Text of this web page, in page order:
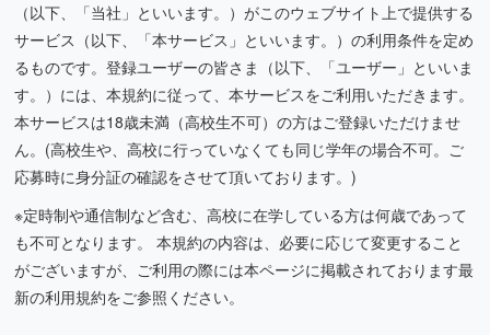
（以下、「当社」といいます。）がこのウェブサイト上で提供する
サービス（以下、「本サービス」といいます。）の利用条件を定め
るものです。登録ユーザーの皆さま（以下、「ユーザー」といいま
す。）には、本規約に従って、本サービスをご利用いただきます。
本サービスは18歳未満（高校生不可）の方はご登録いただけませ
ん。(高校生や、高校に行っていなくても同じ学年の場合不可。ご
応募時に身分証の確認をさせて頂いております。)
※定時制や通信制など含む、高校に在学している方は何歳であって
も不可となります。 本規約の内容は、必要に応じて変更すること
がございますが、ご利用の際には本ページに掲載されております最
新の利用規約をご参照ください。